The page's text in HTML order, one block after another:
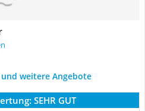
weitere Angebote
SEHR GUT